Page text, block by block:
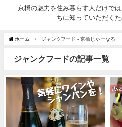
京橋の魅力を住み暮らす人だけで
ちに知っていただく
ホーム ジャンクフード - 京橋じゃーなる
ジャンクフードの記事一覧